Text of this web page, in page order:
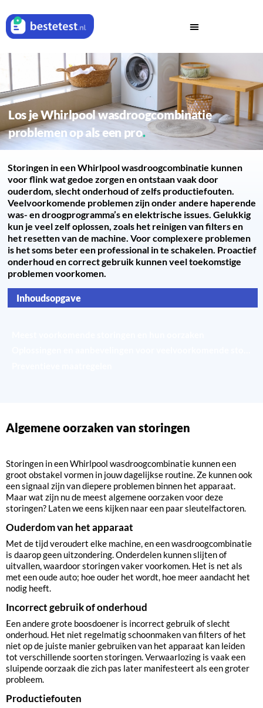
Los je Whirlpool wasdroogcombinatie
problemen op als een pro
Storingen in een Whirlpool wasdroogcombinatie kunnen
voor flink wat gedoe zorgen en ontstaan vaak door
ouderdom, slecht onderhoud of zelfs productiefouten.
Veelvoorkomende problemen zijn onder andere haperende
was- en droogprogramma’s en elektrische issues. Gelukkig
kun je veel zelf oplossen, zoals het reinigen van filters en
het resetten van de machine. Voor complexere problemen
is het soms beter een professional in te schakelen. Proactief
onderhoud en correct gebruik kunnen veel toekomstige
problemen voorkomen.
Inhoudsopgave
Algemene oorzaken van storingen
Storingen in een Whirlpool wasdroogcombinatie kunnen een
groot obstakel vormen in jouw dagelijkse routine. Ze kunnen ook
een signaal zijn van diepere problemen binnen het apparaat.
Maar wat zijn nu de meest algemene oorzaken voor deze
storingen? Laten we eens kijken naar een paar sleutelfactoren.
Ouderdom van het apparaat
Met de tijd veroudert elke machine, en een wasdroogcombinatie
is daarop geen uitzondering. Onderdelen kunnen slijten of
uitvallen, waardoor storingen vaker voorkomen. Het is net als
met een oude auto; hoe ouder het wordt, hoe meer aandacht het
nodig heeft.
Incorrect gebruik of onderhoud
Een andere grote boosdoener is incorrect gebruik of slecht
onderhoud. Het niet regelmatig schoonmaken van filters of het
niet op de juiste manier gebruiken van het apparaat kan leiden
tot verschillende soorten storingen. Verwaarlozing is vaak een
sluipende oorzaak die zich pas later manifesteert als een groter
probleem.
Productiefouten